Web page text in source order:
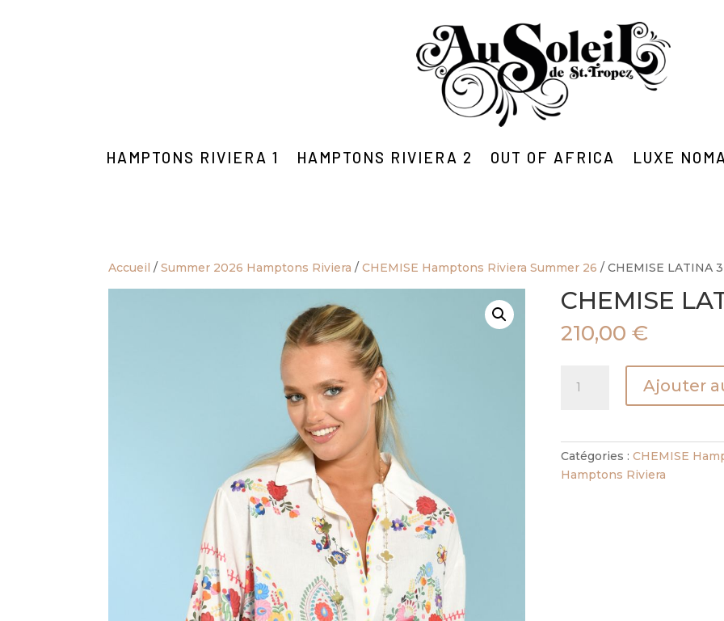
HAMPTONS RIVIERA 1 HAMPTONS RIVIERA 2 OUT OF AFRICA LUXE
Accueil /Summer 2026 Hamptons Riviera /CHEMISE Hamptons Riviera Summer 26 / CHEMISE LATINA
CHEMISE
210,00 €
TEXTILE
Ajouter
Catégories : CHEMISE
Hamptons Riviera